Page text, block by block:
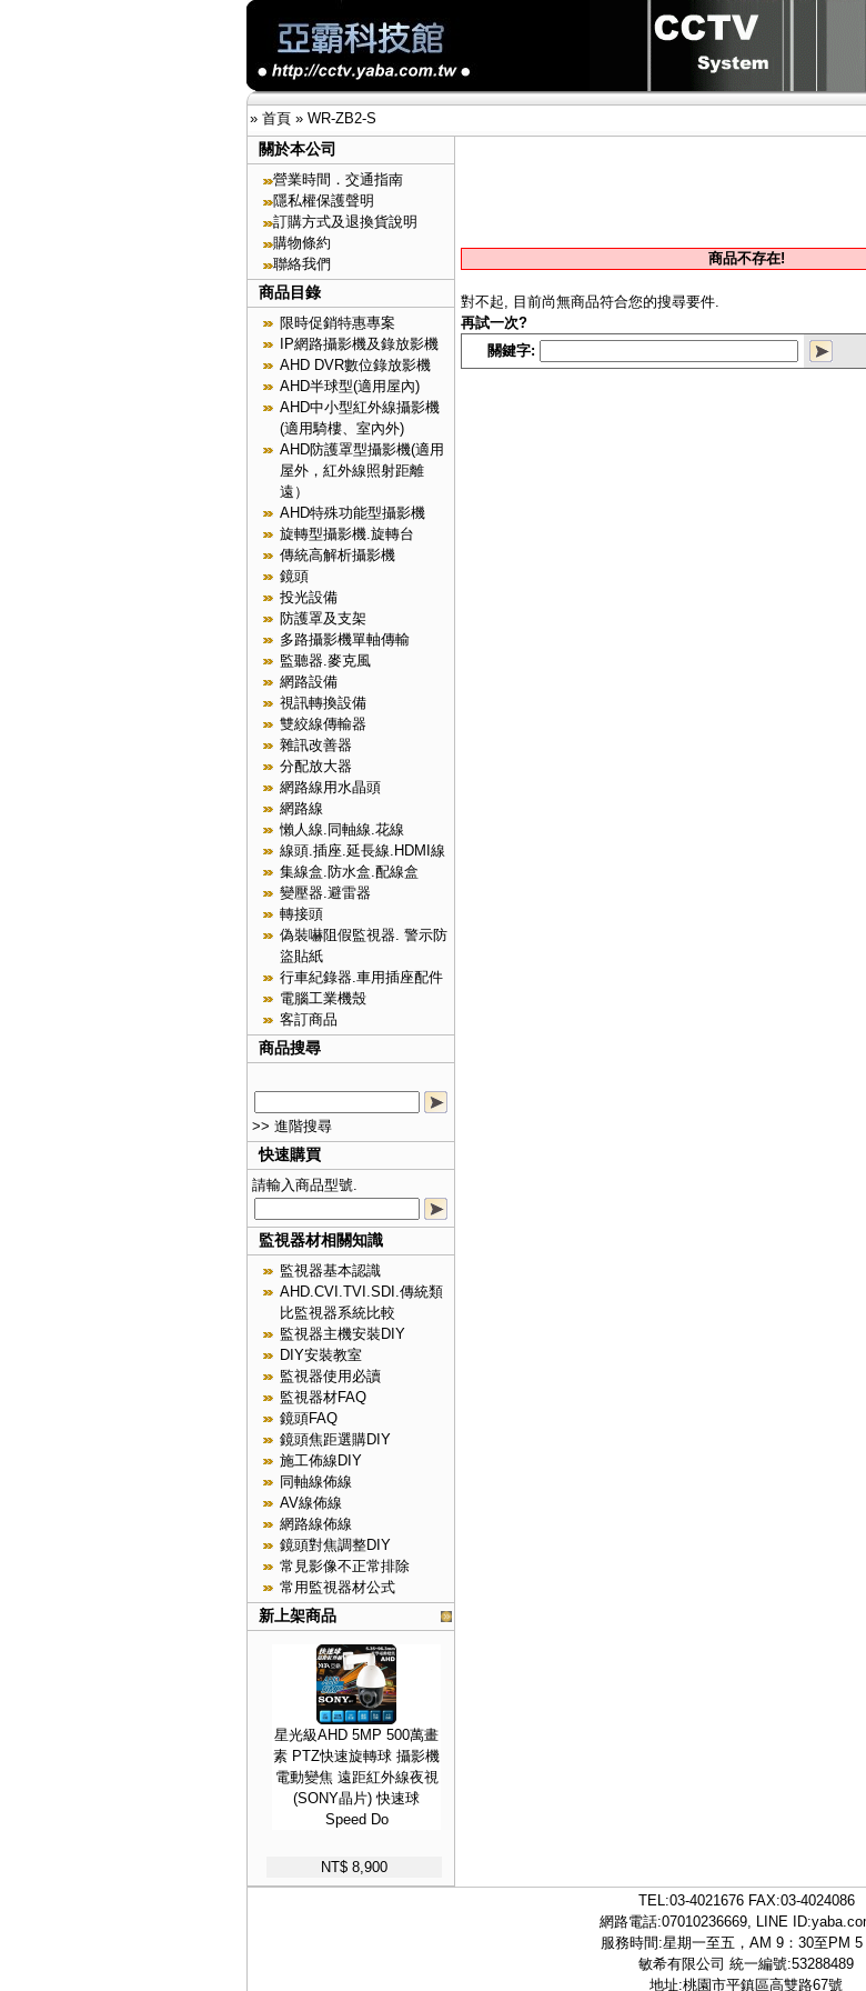
» 首頁 » WR-ZB2-S
關於本公司
營業時間．交通指南
隱私權保護聲明
訂購方式及退換貨說明
購物條約
聯絡我們
商品目錄
限時促銷特惠專案
IP網路攝影機及錄放影機
AHD DVR數位錄放影機
AHD半球型(適用屋內)
AHD中小型紅外線攝影機
(適用騎樓、室內外)
AHD防護罩型攝影機(適用
屋外，紅外線照射距離
遠）
AHD特殊功能型攝影機
旋轉型攝影機.旋轉台
傳統高解析攝影機
鏡頭
投光設備
防護罩及支架
多路攝影機單軸傳輸
監聽器.麥克風
網路設備
視訊轉換設備
雙絞線傳輸器
雜訊改善器
分配放大器
網路線用水晶頭
網路線
懶人線.同軸線.花線
線頭.插座.延長線.HDMI線
集線盒.防水盒.配線盒
變壓器.避雷器
轉接頭
偽裝嚇阻假監視器. 警示防
盜貼紙
行車紀錄器.車用插座配件
電腦工業機殼
客訂商品
商品搜尋
>> 進階搜尋
快速購買
請輸入商品型號.
監視器材相關知識
監視器基本認識
AHD.CVI.TVI.SDI.傳統類
比監視器系統比較
監視器主機安裝DIY
DIY安裝教室
監視器使用必讀
監視器材FAQ
鏡頭FAQ
鏡頭焦距選購DIY
施工佈線DIY
同軸線佈線
AV線佈線
網路線佈線
鏡頭對焦調整DIY
常見影像不正常排除
常用監視器材公式
新上架商品
星光級AHD 5MP 500萬畫
素 PTZ快速旋轉球 攝影機
電動變焦 遠距紅外線夜視
(SONY晶片) 快速球
Speed Do
NT$ 8,900
商品不存在!
對不起, 目前尚無商品符合您的搜尋要件.
再試一次?
關鍵字:
TEL:03-4021676FAX:03-4024086
網路電話:07010236669, LINE ID:
服務時間:星期一至五，AM 9：30至PM 5
敏希有限公司 統一編號:53288489
地址:桃園市平鎮區高雙路67號